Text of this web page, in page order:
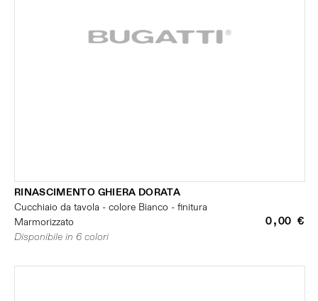
RINASCIMENTO GHIERA DORATA
Cucchiaio da tavola - colore Bianco - finitura
Marmorizzato
0,00 €
Disponibile in 6 colori